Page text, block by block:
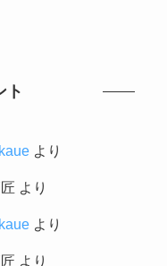
ト
より
より
より
より